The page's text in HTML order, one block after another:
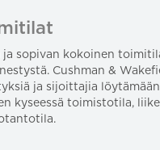
ja sopivan kokoinen
Cushman &
ja sijoittajia
kyseessä toimistotila,